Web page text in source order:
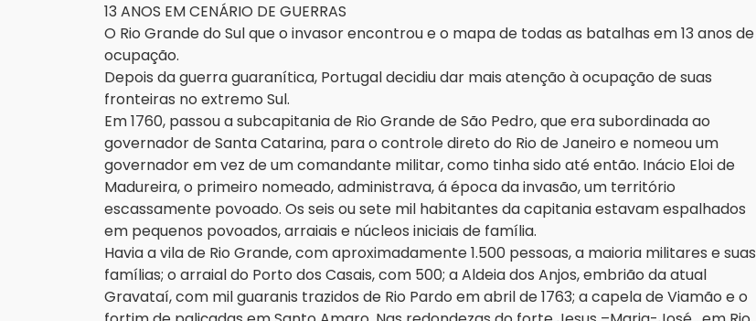
13 ANOS EM CENÁRIO DE GUERRAS
O Rio Grande do Sul que o invasor encontrou e o mapa de todas as batalhas em 13 anos de
ocupação.
Depois da guerra guaranítica, Portugal decidiu dar mais atenção à ocupação de suas
fronteiras no extremo Sul.
Em 1760, passou a subcapitania de Rio Grande de São Pedro, que era subordinada ao
governador de Santa Catarina, para o controle direto do Rio de Janeiro e nomeou um
governador em vez de um comandante militar, como tinha sido até então. Inácio Eloi de
Madureira, o primeiro nomeado, administrava, á época da invasão, um território
escassamente povoado. Os seis ou sete mil habitantes da capitania estavam espalhados
em pequenos povoados, arraiais e núcleos iniciais de família.
Havia a vila de Rio Grande, com aproximadamente 1.500 pessoas, a maioria militares e suas
famílias; o arraial do Porto dos Casais, com 500; a Aldeia dos Anjos, embrião da atual
Gravataí, com mil guaranis trazidos de Rio Pardo em abril de 1763; a capela de Viamão e o